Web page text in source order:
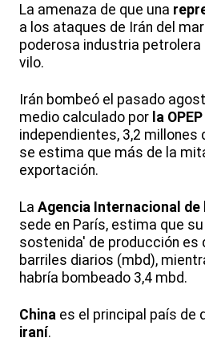
La amenaza de que una
a los ataques de Irán del
poderosa industria petrolera
vilo.
Irán bombeó el pasado
medio calculado por la OPEP
independientes, 3,2 millones
se estima que más de la
exportación.
La Agencia Internacional de
sede en París, estima que
sostenida' de producción es
barriles diarios (mbd),
habría bombeado 3,4 mbd.
China es el principal país de
iraní.